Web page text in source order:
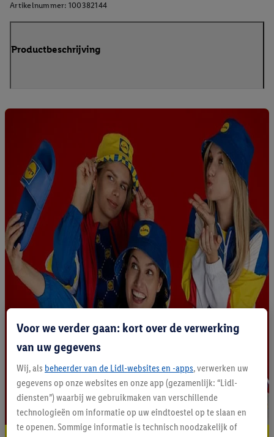
Artikelnummer: 100382144
Productbeschrijving
Voor we verder gaan: kort over de verwerking
van uw gegevens
Wij, als beheerder van de Lidl-websites en -apps, verwerken uw
gegevens op onze websites en onze app (gezamenlijk: “Lidl-
diensten”) waarbij we gebruikmaken van verschillende
technologieën om informatie op uw eindtoestel op te slaan en
te openen. Sommige informatie is technisch noodzakelijk of